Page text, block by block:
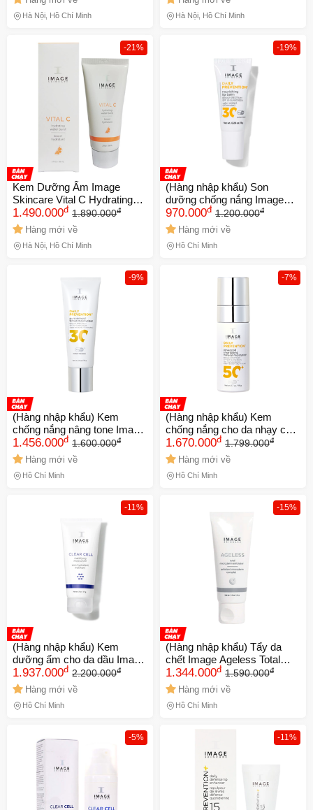
Date Xa NK
Hà Nội, Hồ Chí Minh Hà Nội, Hồ Chí Minh
-21%
Kem Dưỡng Ẩm Image
Skincare Vital C Hydrating
Water Burst NK Date Xa
1.490.000đ 1.890.000đ
Hàng mới về
Hà Nội, Hồ Chí Minh
-19%
(Hàng nhập khẩu) Son
dưỡng chống nắng Image
Daily Prevention Nourishing
Lip Balm SPF 30
970.000đ 1.200.000đ
Hàng mới về
Hồ Chí Minh
-9%
(Hàng nhập khẩu) Kem
chống nắng nâng tone Image
Skincare Daily Prevention
Pure Mineral Tinted
Moisturizer
1.456.000đ 1.600.000đ
Hàng mới về
Hồ Chí Minh
-7%
(Hàng nhập khẩu) Kem
chống nắng cho da nhạy cảm
Image Skincare Advanced
Smartblend Mineral
Moisturizer SPF50+
1.670.000đ 1.799.000đ
Hàng mới về
Hồ Chí Minh
-11%
(Hàng nhập khẩu) Kem
dưỡng ẩm cho da dầu Image
Clear Cell Mattifying
Moisturizer For Oil Skin
1.937.000đ 2.200.000đ
Hàng mới về
Hồ Chí Minh
-15%
(Hàng nhập khẩu) Tẩy da
chết Image Ageless Total
Microderm Exfoliator
1.344.000đ 1.590.000đ
Hàng mới về
Hồ Chí Minh
-5% -11%